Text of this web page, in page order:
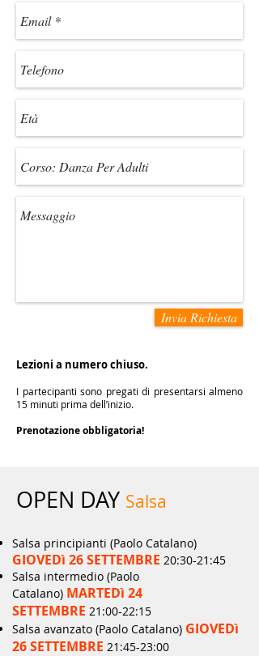
Invia Richiesta
Lezioni a numero chiuso.
I partecipanti sono pregati di presentarsi almeno
15 minuti prima dell’inizio.
Prenotazione obbligatoria!
OPEN DAY Salsa
Salsa principianti (Paolo Catalano)
GIOVEDì 26 SETTEMBRE 20:30-21:45
Salsa intermedio (Paolo
Catalano) MARTEDì 24
SETTEMBRE 21:00-22:15
Salsa avanzato (Paolo Catalano) GIOVEDì
26 SETTEMBRE 21:45-23:00